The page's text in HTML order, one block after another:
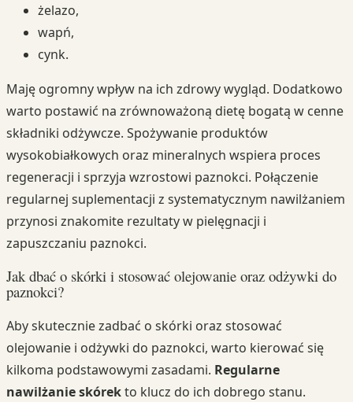
żelazo,
wapń,
cynk.
Maję ogromny wpływ na ich zdrowy wygląd. Dodatkowo
warto postawić na zrównoważoną dietę bogatą w cenne
składniki odżywcze. Spożywanie produktów
wysokobiałkowych oraz mineralnych wspiera proces
regeneracji i sprzyja wzrostowi paznokci. Połączenie
regularnej suplementacji z systematycznym nawilżaniem
przynosi znakomite rezultaty w pielęgnacji i
zapuszczaniu paznokci.
Jak dbać o skórki i stosować olejowanie oraz odżywki do
paznokci?
Aby skutecznie zadbać o skórki oraz stosować
olejowanie i odżywki do paznokci, warto kierować się
kilkoma podstawowymi zasadami. Regularne
nawilżanie skórekto klucz do ich dobrego stanu.